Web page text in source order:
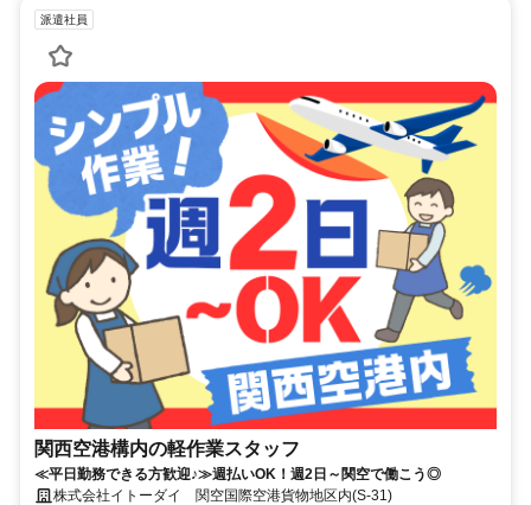
派遣社員
関西空港構内の軽作業スタッフ
≪平日勤務できる方歓迎♪≫週払いOK！週2日～関空で働こう◎
株式会社イトーダイ 関空国際空港貨物地区内(S-31)